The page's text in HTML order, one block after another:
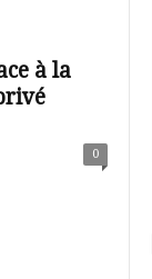
à la
0